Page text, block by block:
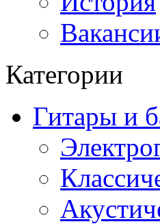
Категории
Гитары и